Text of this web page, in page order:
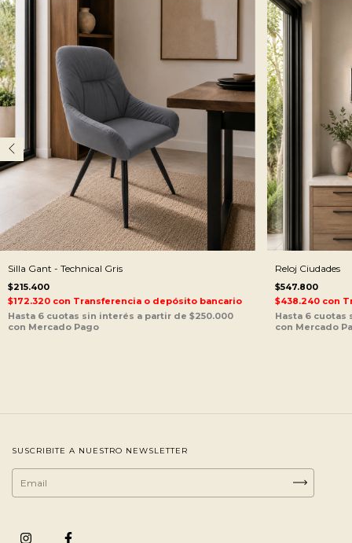
Silla Gant - Technical Gris
$215.400
$172.320 con Transferencia o depósito bancario
Reloj Ciudades
$547.800
$438.240 con
SUSCRIBITE A NUESTRO NEWSLETTER